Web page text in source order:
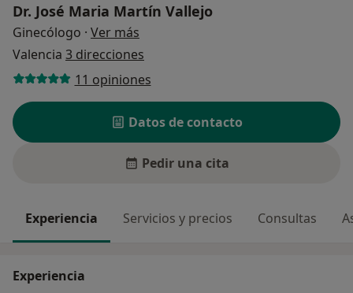
Dr. José Maria Martín Vallejo
Ginecólogo · Ver más
Valencia 3 direcciones
11 opiniones
Datos de contacto
Pedir una cita
Experiencia Servicios y precios Consultas
Experiencia